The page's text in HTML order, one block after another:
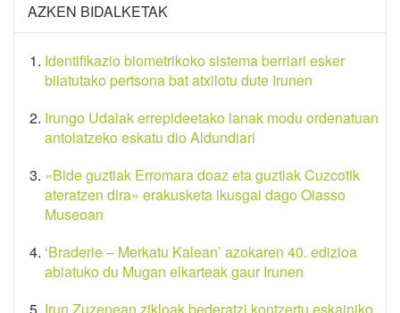
AZKEN BIDALKETAK
Identifikazio biometrikoko sistema berriari esker
bilatutako pertsona bat atxilotu dute Irunen
Irungo Udalak errepideetako lanak modu ordenatuan
antolatzeko eskatu dio Aldundiari
«Bide guztiak Erromara doaz eta guztiak Cuzcotik
ateratzen dira» erakusketa ikusgai dago Oiasso
Museoan
‘Braderie – Merkatu Kalean’ azokaren 40. edizioa
abiatuko du Mugan elkarteak gaur Irunen